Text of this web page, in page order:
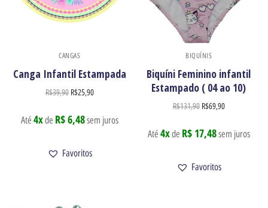
CANGAS
Canga Infantil Estampada
R$39,90 R$25,90
Até 4xde R$ 6,48sem juros
Favoritos
BIQUÍNIS
Biquíni Feminino infantil
Estampado ( 04 ao 10)
R$131,90 R$69,90
Até 4xde R$ 17,48sem juros
Favoritos